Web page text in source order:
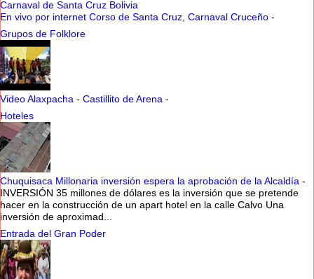
Carnaval de Santa Cruz Bolivia
En vivo por internet Corso de Santa Cruz, Carnaval Cruceño -
Grupos de Folklore
Video Alaxpacha - Castillito de Arena -
Hoteles
Chuquisaca Millonaria inversión espera la aprobación de la Alcaldía -
INVERSIÓN 35 millones de dólares es la inversión que se pretende
hacer en la construcción de un apart hotel en la calle Calvo Una
inversión de aproximad...
Entrada del Gran Poder